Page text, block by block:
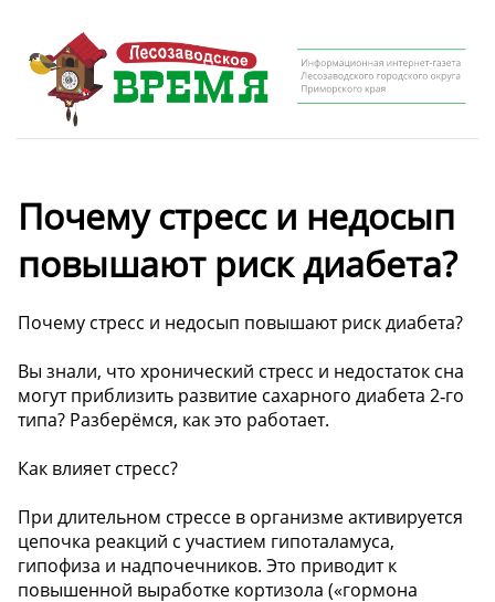
Почему стресс и недосып
повышают риск диабета?
Почему стресс и недосып повышают риск диабета?
Вы знали, что хронический стресс и недостаток сна
могут приблизить развитие сахарного диабета 2‑го
типа? Разберёмся, как это работает.
Как влияет стресс?
При длительном стрессе в организме активируется
цепочка реакций с участием гипоталамуса,
гипофиза и надпочечников. Это приводит к
повышенной выработке кортизола («гормона